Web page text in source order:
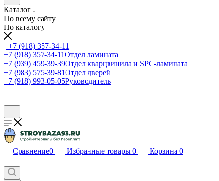
Каталог
По всему сайту
По каталогу
+7 (918) 357-34-11
+7 (918) 357-34-11Отдел ламината
+7 (939) 459-39-39Отдел кварцвинила и SPC-ламината
+7 (983) 575-39-81Отдел дверей
+7 (918) 993-05-05Руководитель
Сравнение0 Избранные товары 0 Корзина 0